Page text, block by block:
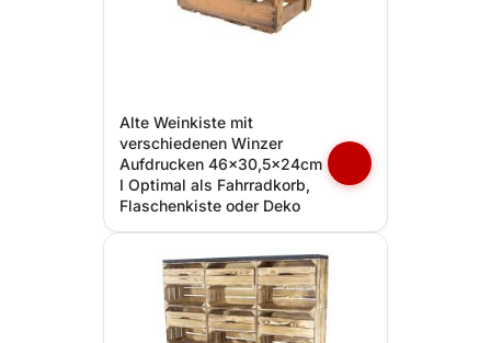
Alte Weinkiste mit
verschiedenen Winzer
Aufdrucken 46x30,5x24cm
I Optimal als Fahrradkorb,
Flaschenkiste oder Deko